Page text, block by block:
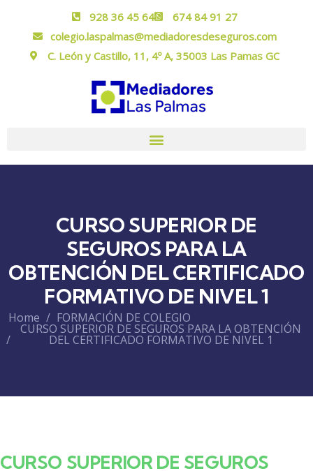
928 36 45 64
674 84 91 27
colegio.laspalmas@mediadoresdeseguros.com
C. León y Castillo, 11, 4º A, 35003 Las Pamas GC
CURSO SUPERIOR DE
SEGUROS PARA LA
OBTENCIÓN DEL CERTIFICADO
FORMATIVO DE NIVEL 1
Home FORMACIÓN DE COLEGIO
CURSO SUPERIOR DE SEGUROS PARA LA OBTENCIÓN
DEL CERTIFICADO FORMATIVO DE NIVEL 1
CURSO SUPERIOR DE SEGUROS